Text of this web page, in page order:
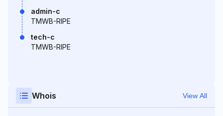
admin-c
TMWB-RIPE
tech-c
TMWB-RIPE
Whois View All